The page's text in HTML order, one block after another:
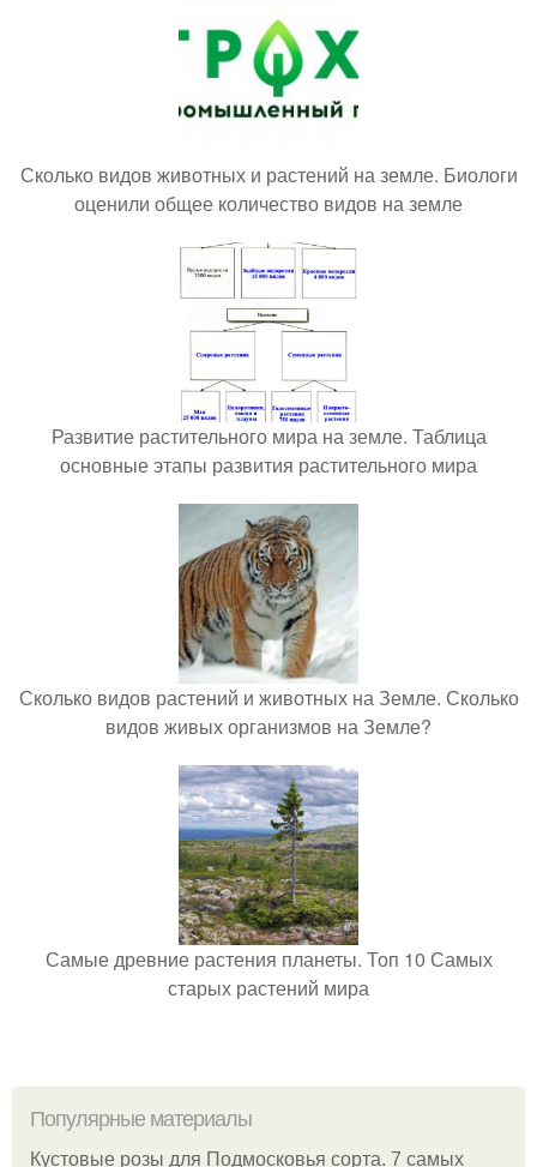
Сколько видов животных и растений на земле. Биологи
оценили общее количество видов на земле
Развитие растительного мира на земле. Таблица
основные этапы развития растительного мира
Сколько видов растений и животных на Земле. Сколько
видов живых организмов на Земле?
Самые древние растения планеты. Топ 10 Самых
старых растений мира
Популярные материалы
Кустовые розы для Подмосковья сорта. 7 самых